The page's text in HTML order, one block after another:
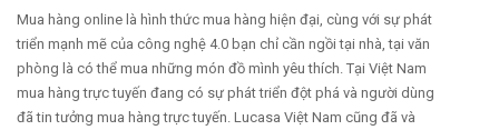
Mua hàng online là hình thức mua hàng hiện đại, cùng với sự phát
triển mạnh mẽ của công nghệ 4.0 bạn chỉ cần ngồi tại nhà, tại văn
phòng là có thể mua những món đồ mình yêu thích. Tại Việt Nam
mua hàng trực tuyến đang có sự phát triển đột phá và người dùng
đã tin tưởng mua hàng trực tuyến. Lucasa Việt Nam cũng đã và